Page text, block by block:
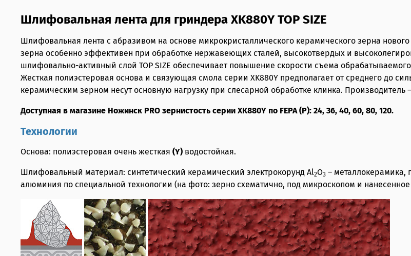
Шлифовальная лента для гриндера XK880Y TOP SIZE
Шлифовальная лента с абразивом на основе микрокристаллического керамического зерна
зерна особенно эффективен при обработке нержавеющих сталей, высокотвердых и
шлифовально-активный слой TOP SIZE обеспечивает повышение скорости съема
Жесткая полиэстеровая основа и связующая смола серии XK880Y предполагает от среднего до
керамическим зерном несут основную нагрузку при слесарной обработке клинка. Производитель –
Доступная в магазине Ножинск PRO зернистость серии XK880Y по FEPA (P): 24, 36, 40, 60, 80, 120.
Технологии
Основа: полиэстеровая очень жесткая (Y) водостойкая.
Шлифовальный материал: синтетический керамический электрокорунд Al2O3 – металлокерамика,
алюминия по специальной технологии (на фото: зерно схематично, под микроскопом и нанесенное